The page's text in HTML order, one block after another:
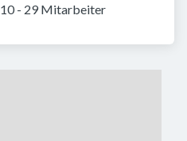
10 - 29 Mitarbeiter